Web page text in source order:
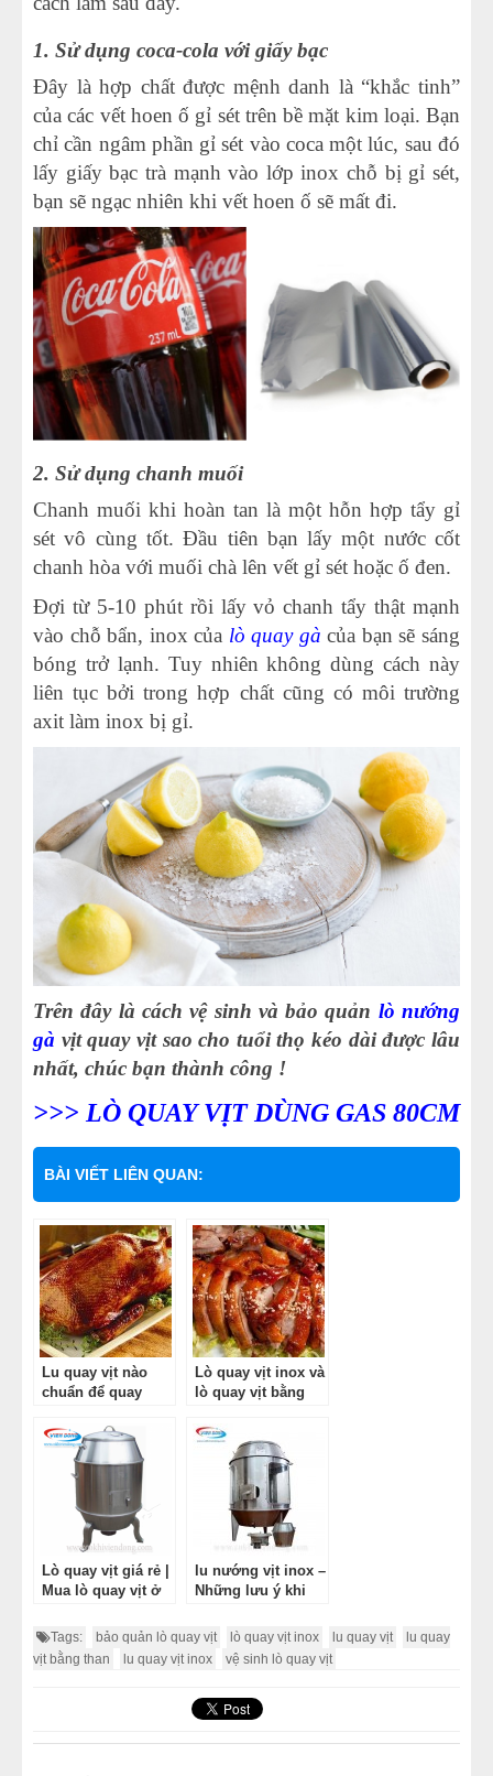
1. Sử dụng coca-cola với giấy bạc
Đây là hợp chất được mệnh danh là “khắc tinh”
của các vết hoen ố gỉ sét trên bề mặt kim loại. Bạn
chỉ cần ngâm phần gỉ sét vào coca một lúc, sau đó
lấy giấy bạc trà mạnh vào lớp inox chỗ bị gỉ sét,
bạn sẽ ngạc nhiên khi vết hoen ố sẽ mất đi.
2. Sử dụng chanh muối
Chanh muối khi hoàn tan là một hỗn hợp tẩy gỉ
sét vô cùng tốt. Đầu tiên bạn lấy một nước cốt
chanh hòa với muối chà lên vết gỉ sét hoặc ố đen.
Đợi từ 5-10 phút rồi lấy vỏ chanh tẩy thật mạnh
vào chỗ bẩn, inox của lò quay gà của bạn sẽ sáng
bóng trở lạnh. Tuy nhiên không dùng cách này
liên tục bởi trong hợp chất cũng có môi trường
axit làm inox bị gỉ.
Trên đây là cách vệ sinh và bảo quản lò nướng
gà vịt quay vịt sao cho tuổi thọ kéo dài được lâu
nhất, chúc bạn thành công !
>>> LÒ QUAY VỊT DÙNG GAS 80CM
BÀI VIẾT LIÊN QUAN:
Lu quay vịt nào
chuẩn để quay
Bắc Kinh ngon?
Lò quay vịt inox và
lò quay vịt bằng
hơn ?
Lò quay vịt giá rẻ |
Mua lò quay vịt ở
lượng ?
lu nướng vịt inox –
Những lưu ý khi
vịt
Tags: bảo quản lò quay vịt lò quay vịt inox lu quay vịt
lu quay
vịt bằng than
lu quay vịt inox vệ sinh lò quay vịt